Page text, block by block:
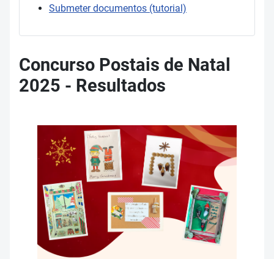
Submeter documentos (tutorial)
Concurso Postais de Natal
2025 - Resultados